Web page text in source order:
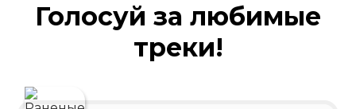
Голосуй за любимые
треки!